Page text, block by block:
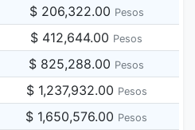
$ 206,322.00 Pesos
$ 412,644.00 Pesos
$ 825,288.00 Pesos
$ 1,237,932.00 Pesos
$ 1,650,576.00 Pesos